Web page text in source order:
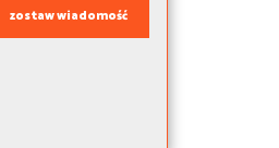
zostaw wiadomość